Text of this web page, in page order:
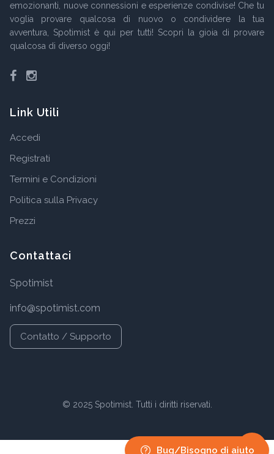
Bug/Bisogno di aiuto
emozionanti, nuove connessioni e esperienze condivise! Che tu
voglia provare qualcosa di nuovo o condividere la tua
avventura, Spotimist è qui per tutti! Scopri la gioia di provare
qualcosa di diverso oggi!
Facebook
Instagram
Link Utili
Accedi
Registrati
Termini e Condizioni
Politica sulla Privacy
Prezzi
Contattaci
Spotimist
info@spotimist.com
Contatto / Supporto
© 2025 Spotimist. Tutti i diritti riservati.